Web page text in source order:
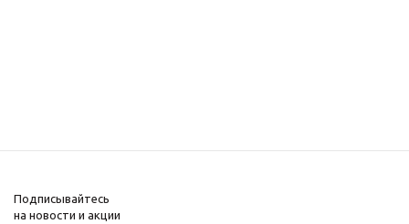
Подписывайтесь
на новости и акции